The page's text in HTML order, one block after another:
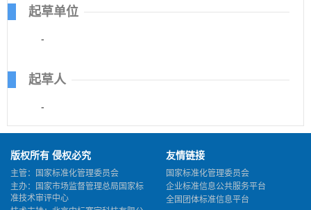
起草单位
-
起草人
-
版权所有 侵权必究
主管：国家标准化管理委员会
主办：国家市场监督管理总局国家标
准技术审评中心
友情链接
国家标准化管理委员会
企业标准信息公共服务平台
全国团体标准信息平台